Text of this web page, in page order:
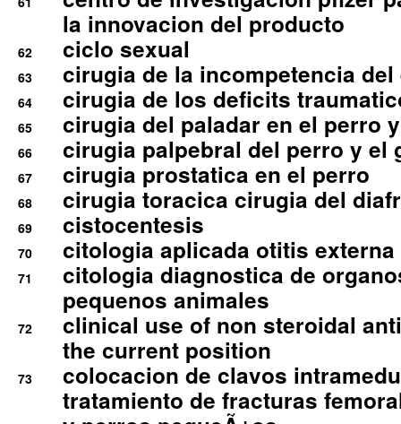
la innovacion del producto
62 ciclo sexual
63 cirugia de la incompetencia
64 cirugia de los deficits
65 cirugia del paladar en el perro
66 cirugia palpebral del perro y el
67 cirugia prostatica en el perro
68 cirugia toracica cirugia del
69 cistocentesis
70 citologia aplicada otitis externa
71
citologia diagnostica de
pequenos animales
72
clinical use of non steroidal
the current position
73
colocacion de clavos
tratamiento de fracturas